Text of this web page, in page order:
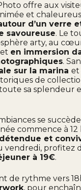
offre aux
et
d’un verre
savoureuse. Le
arty, au
en immersion
.
sur la marina et
de
sa splendeur
se
commence à 12
et
vendredi, profitez
à 19€.
de rythme vers
, pour